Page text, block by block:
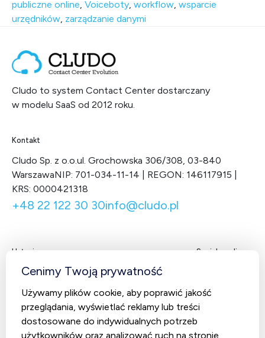
publiczne online, Voiceboty, workflow, wsparcie
urzędników, zarządzanie danymi
Cludo to system Contact Center dostarczany
w modelu SaaS od 2012 roku.
Kontakt
Cludo Sp. z o.o.ul. Grochowska 306/308, 03-840
WarszawaNIP: 701-034-11-14 | REGON: 146117915 |
KRS: 0000421318
+48 22 122 30 30info@cludo.pl
Usługi
Contact Center
CludoCRM
Telekomunikacja
AI Studio – Sztuczna inteligencja
Social media
Cenimy Twoją prywatność
Używamy plików cookie, aby poprawić jakość
przeglądania, wyświetlać reklamy lub treści
dostosowane do indywidualnych potrzeb
użytkowników oraz analizować ruch na stronie.